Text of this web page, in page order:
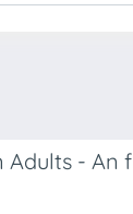
- An